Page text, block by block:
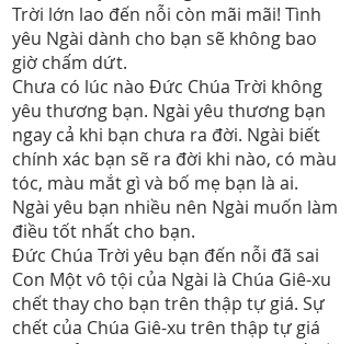
Trời lớn lao đến nỗi còn mãi mãi! Tình
yêu Ngài dành cho bạn sẽ không bao
giờ chấm dứt.
Chưa có lúc nào Đức Chúa Trời không
yêu thương bạn. Ngài yêu thương bạn
ngay cả khi bạn chưa ra đời. Ngài biết
chính xác bạn sẽ ra đời khi nào, có màu
tóc, màu mắt gì và bố mẹ bạn là ai.
Ngài yêu bạn nhiều nên Ngài muốn làm
điều tốt nhất cho bạn.
Đức Chúa Trời yêu bạn đến nỗi đã sai
Con Một vô tội của Ngài là Chúa Giê-xu
chết thay cho bạn trên thập tự giá. Sự
chết của Chúa Giê-xu trên thập tự giá